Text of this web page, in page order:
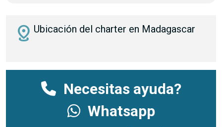
distance Ubicación del charter en Madagascar
Necesitas ayuda?
Whatsapp